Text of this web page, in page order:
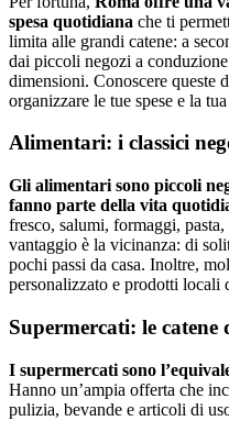
spesa quotidiana che ti
limita alle grandi catene: a
dai piccoli negozi a
dimensioni. Conoscere queste
organizzare le tue spese e la
Alimentari: i classici
Gli alimentari sono piccoli
fanno parte della vita
fresco, salumi, formaggi,
vantaggio è la vicinanza: di
pochi passi da casa. Inoltre,
personalizzato e prodotti locali
Supermercati: le catene
I supermercati sono
Hanno un’ampia offerta che
pulizia, bevande e articoli di